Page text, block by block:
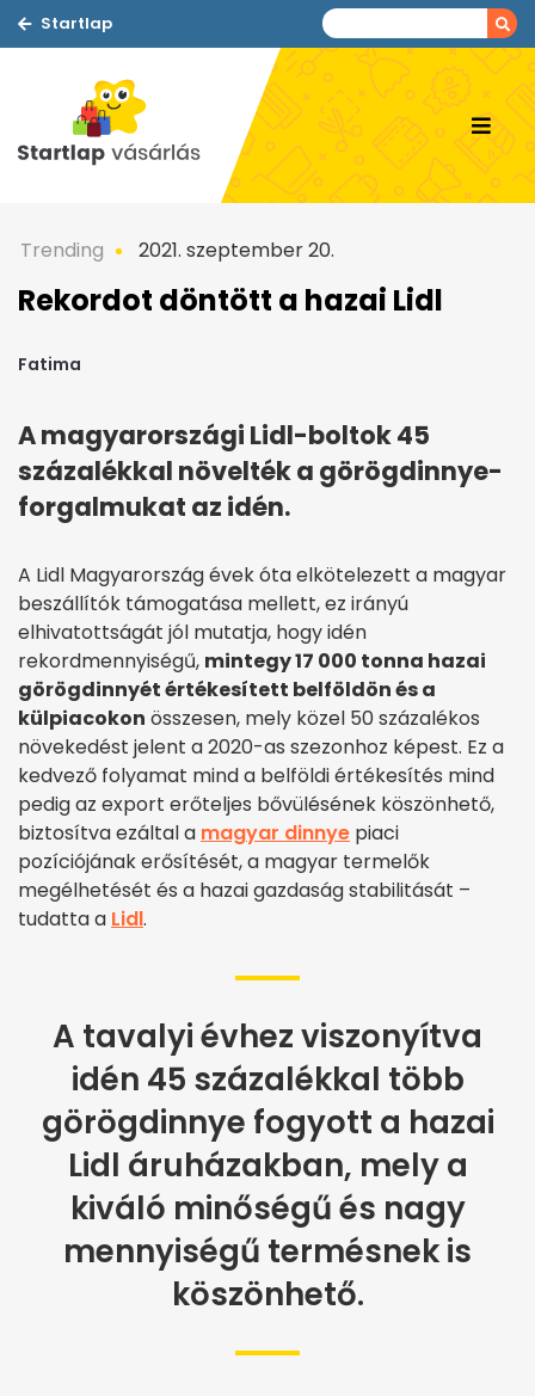
Startlap
Trending 2021. szeptember 20.
Rekordot döntött a hazai Lidl
Fatima
A magyarországi Lidl-boltok 45
százalékkal növelték a görögdinnye-
forgalmukat az idén.
A Lidl Magyarország évek óta elkötelezett a magyar
beszállítók támogatása mellett, ez irányú
elhivatottságát jól mutatja, hogy idén
rekordmennyiségű, mintegy 17 000 tonna hazai
görögdinnyét értékesített belföldön és a
külpiacokon összesen, mely közel 50 százalékos
növekedést jelent a 2020-as szezonhoz képest. Ez a
kedvező folyamat mind a belföldi értékesítés mind
pedig az export erőteljes bővülésének köszönhető,
biztosítva ezáltal a magyar dinnye piaci
pozíciójának erősítését, a magyar termelők
megélhetését és a hazai gazdaság stabilitását –
tudatta a Lidl.
A tavalyi évhez viszonyítva
idén 45 százalékkal több
görögdinnye fogyott a hazai
Lidl áruházakban, mely a
kiváló minőségű és nagy
mennyiségű termésnek is
köszönhető.